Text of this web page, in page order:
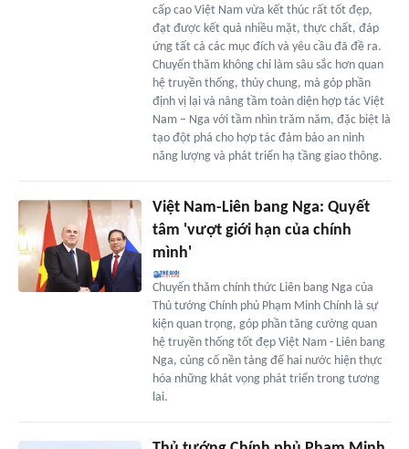
cấp cao Việt Nam vừa kết thúc rất tốt đẹp,
đạt được kết quả nhiều mặt, thực chất, đáp
ứng tất cả các mục đích và yêu cầu đã đề ra.
Chuyến thăm không chỉ làm sâu sắc hơn quan
hệ truyền thống, thủy chung, mà góp phần
định vị lại và nâng tầm toàn diện hợp tác Việt
Nam – Nga với tầm nhìn trăm năm, đặc biệt là
tạo đột phá cho hợp tác đảm bảo an ninh
năng lượng và phát triển hạ tầng giao thông.
Việt Nam-Liên bang Nga: Quyết
tâm 'vượt giới hạn của chính
mình'
Chuyến thăm chính thức Liên bang Nga của
Thủ tướng Chính phủ Phạm Minh Chính là sự
kiện quan trọng, góp phần tăng cường quan
hệ truyền thống tốt đẹp Việt Nam - Liên bang
Nga, củng cố nền tảng để hai nước hiện thực
hóa những khát vọng phát triển trong tương
lai.